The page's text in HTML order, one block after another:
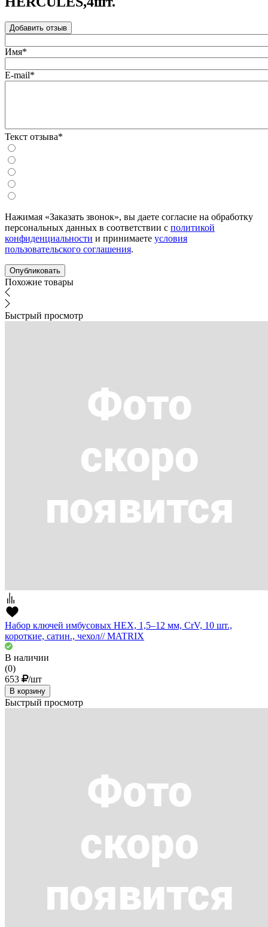
Добавить отзыв
Имя*
E-mail*
Текст отзыва*
Нажимая «Заказать звонок», вы даете согласие на обработку
персональных данных в соответствии с политикой
конфиденциальности и принимаете условия
пользовательского соглашения.
Похожие товары
Быстрый просмотр
Набор ключей имбусовых HEX, 1,5–12 мм, CrV, 10 шт.,
короткие, сатин., чехол// MATRIX
В наличии
(0)
653
/шт
В корзину
Быстрый просмотр